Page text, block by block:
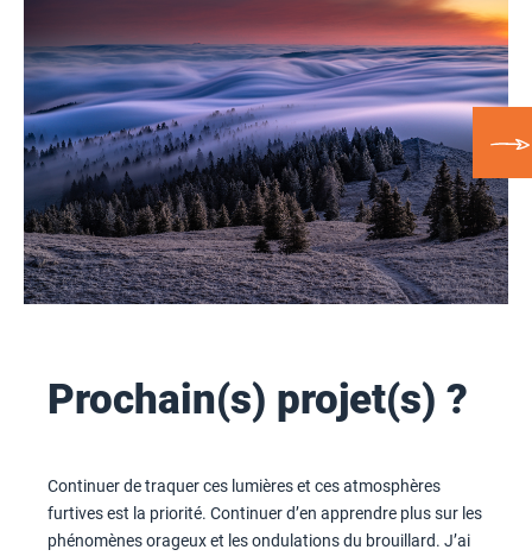
Prochain(s) projet(s) ?
Continuer de traquer ces lumières et ces atmosphères
furtives est la priorité. Continuer d’en apprendre plus sur les
phénomènes orageux et les ondulations du brouillard. J’ai